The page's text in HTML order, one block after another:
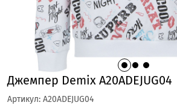
Джемпер Demix A20ADEJUG04
Артикул: A20ADEJUG04